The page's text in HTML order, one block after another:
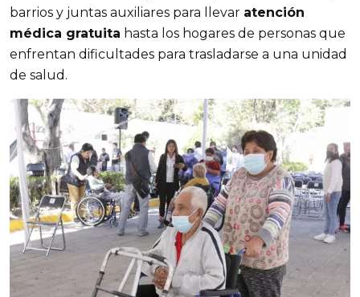
barrios y juntas auxiliares para llevar atención
médica gratuita hasta los hogares de personas que
enfrentan dificultades para trasladarse a una unidad
de salud.